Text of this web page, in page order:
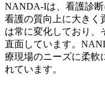
NANDA-Iは、看護診断
看護の質向上に大きく
は常に変化しており、
直面しています。
療現場のニーズに柔軟
れています。